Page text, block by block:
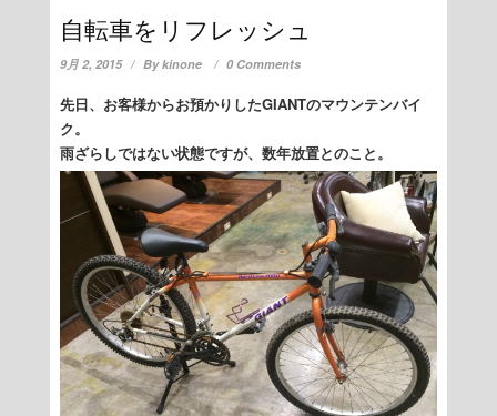
自転車をリフレッシュ
9月 2, 2015 Bykinone 0 Comments
先日、お客様からお預かりしたGIANTのマウンテンバイ
ク。
雨ざらしではない状態ですが、数年放置とのこと。